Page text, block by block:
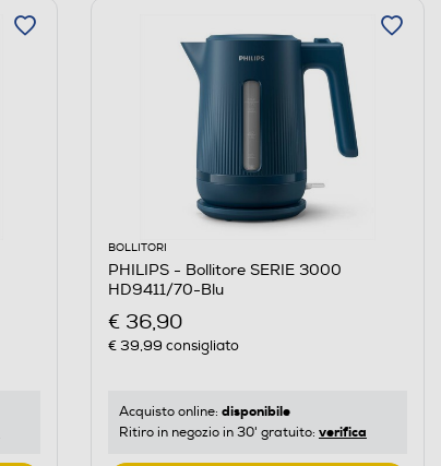
BOLLITORI
PHILIPS - Bollitore SERIE 3000
HD9411/70-Blu
€ 36,90
€ 39,99 consigliato
Acquisto online: disponibile
Ritiro in negozio in 30' gratuito: verifica